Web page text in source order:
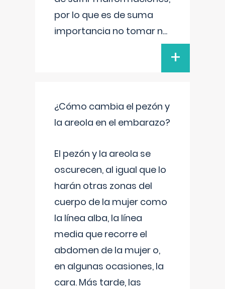
por lo que es de suma
importancia no tomar n...
+
¿Cómo cambia el pezón y
la areola en el embarazo?
El pezón y la areola se
oscurecen, al igual que lo
harán otras zonas del
cuerpo de la mujer como
la línea alba, la línea
media que recorre el
abdomen de la mujer o,
en algunas ocasiones, la
cara. Más tarde, las